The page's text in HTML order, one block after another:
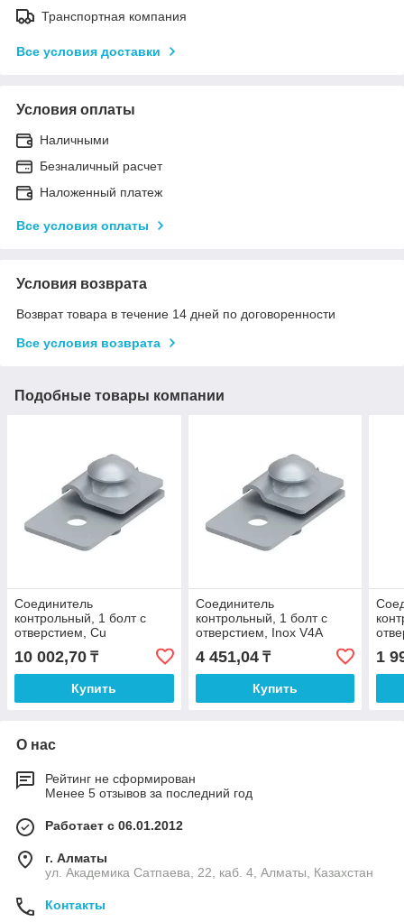
Транспортная компания
Все условия доставки
Условия оплаты
Наличными
Безналичный расчет
Наложенный платеж
Все условия оплаты
Условия возврата
Возврат товара в течение 14 дней по договоренности
Все условия возврата
Подобные товары компании
Соединитель
контрольный, 1 болт с
отверстием, Cu
10 002,70 ₸
Купить
Соединитель
контрольный, 1 болт с
отверстием, Inox V4A
4 451,04₸
Купить
1
О нас
Рейтинг не сформирован
Менее 5 отзывов за последний год
Работает с 06.01.2012
г. Алматы
ул. Академика Сатпаева, 22, каб. 4, Алматы, Казахстан
Контакты